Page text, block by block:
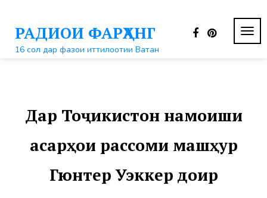
контентуРАДИОИ ФАРҲАНГ
16 сол дар фазои иттилоотии Ватан
Дар Тоҷикистон намоиши
асарҳои рассоми машҳур
Гюнтер Уэккер доир